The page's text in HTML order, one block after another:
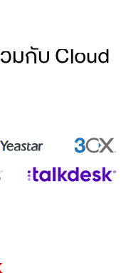
มกับ Cloud